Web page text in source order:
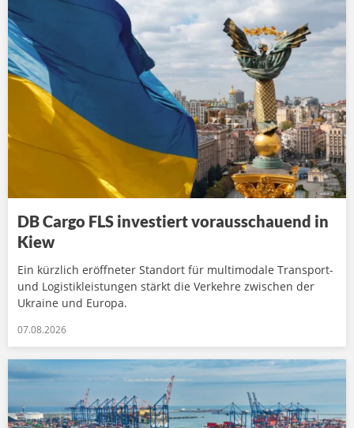
DB Cargo FLS investiert vorausschauend in
Kiew
Ein kürzlich eröffneter Standort für multimodale Transport-
und Logistikleistungen stärkt die Verkehre zwischen der
Ukraine und Europa.
07.08.2026